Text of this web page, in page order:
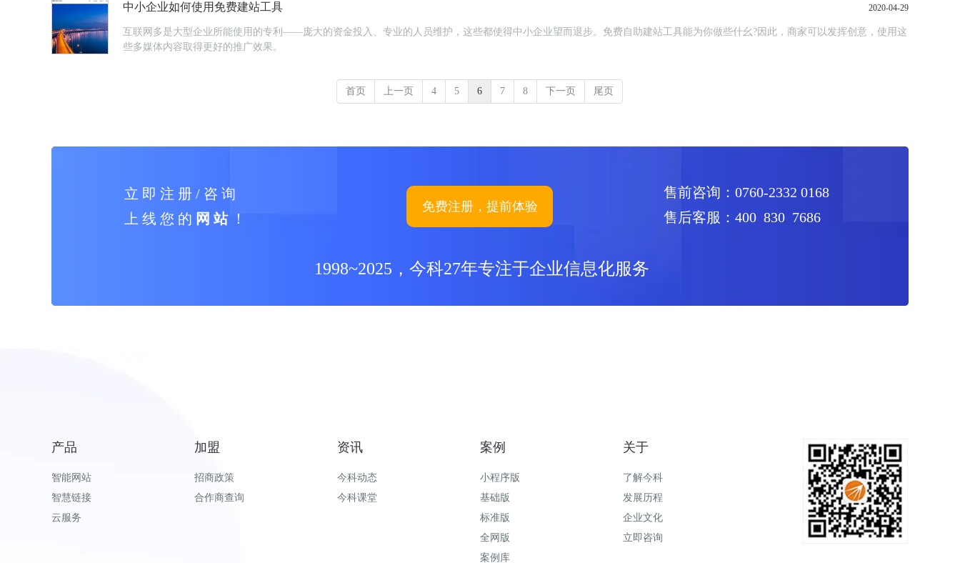
中小企业如何使用免费建站工具 2020-04-29
互联网多是大型企业所能使用的专利——庞大的资金投入、专业的人员维护，这些都使得中小企业望而退步。免费自助建站工具能为你做些什幺?因此，商家可以发挥创意，使用这
些多媒体内容取得更好的推广效果。
首页 上一页 4 5 6 7 8 下一页 尾页
售前咨询：0760-2332 0168
售后客服：400 830 7686
1998~2025，今科27年专注于企业信息化服务
立 即 注 册 / 咨 询
上 线 您 的 网 站！
免费注册，提前体验
产品
智能网站
智慧链接
云服务
加盟
招商政策
合作商查询
资讯
今科动态
今科课堂
案例
小程序版
基础版
标准版
全网版
案例库
关于
了解今科
发展历程
企业文化
立即咨询